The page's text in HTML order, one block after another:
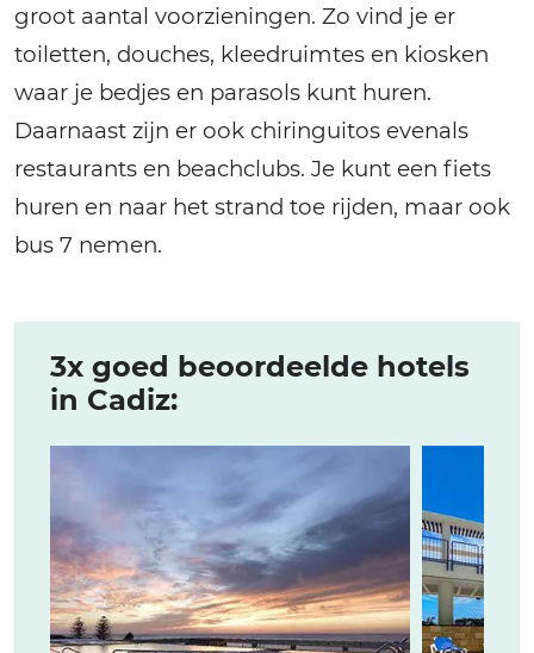
groot aantal voorzieningen. Zo vind je er
toiletten, douches, kleedruimtes en kiosken
waar je bedjes en parasols kunt huren.
Daarnaast zijn er ook chiringuitos evenals
restaurants en beachclubs. Je kunt een fiets
huren en naar het strand toe rijden, maar ook
bus 7 nemen.
3x goed beoordeelde hotels
in Cadiz: